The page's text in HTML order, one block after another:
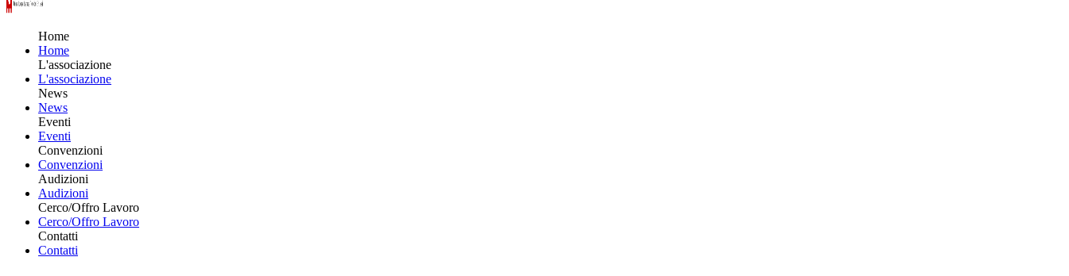
Home
Home
L'associazione
L'associazione
News
News
Eventi
Eventi
Convenzioni
Convenzioni
Audizioni
Audizioni
Cerco/Offro Lavoro
Cerco/Offro Lavoro
Contatti
Contatti